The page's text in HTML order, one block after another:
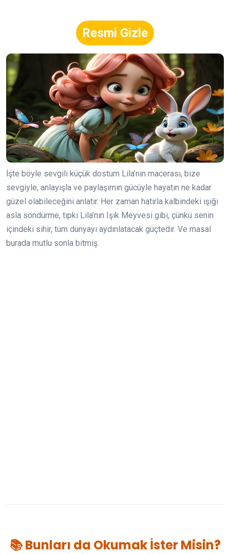
Resmi Gizle
İşte böyle sevgili küçük dostum Lila’nın macerası, bize
sevgiyle, anlayışla ve paylaşımın gücüyle hayatın ne kadar
güzel olabileceğini anlatır. Her zaman hatırla kalbindeki ışığı
asla söndürme, tıpkı Lila’nın Işık Meyvesi gibi, çünkü senin
içindeki sihir, tüm dünyayı aydınlatacak güçtedir. Ve masal
burada mutlu sonla bitmiş.
📚 Bunları da Okumak İster Misin?